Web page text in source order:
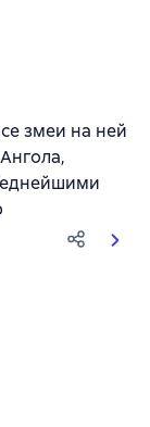
оценок
змеи на ней
оценок